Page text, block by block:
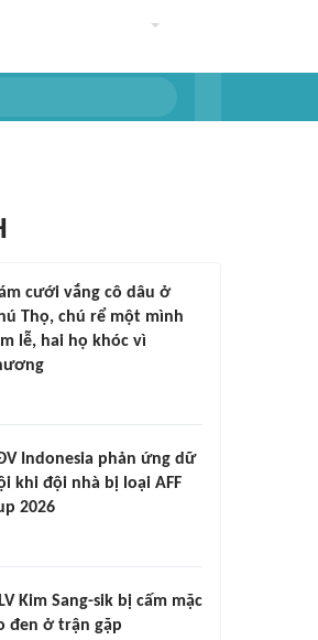
cưới vắng cô dâu ở
Thọ, chú rể một mình
lễ, hai họ khóc vì
Indonesia phản ứng dữ
khi đội nhà bị loại AFF
2026
Kim Sang-sik bị cấm mặc
đen ở trận gặp